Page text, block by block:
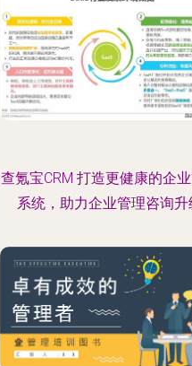
查氪宝CRM 打造更健康的企
系统，助力企业管理咨询升